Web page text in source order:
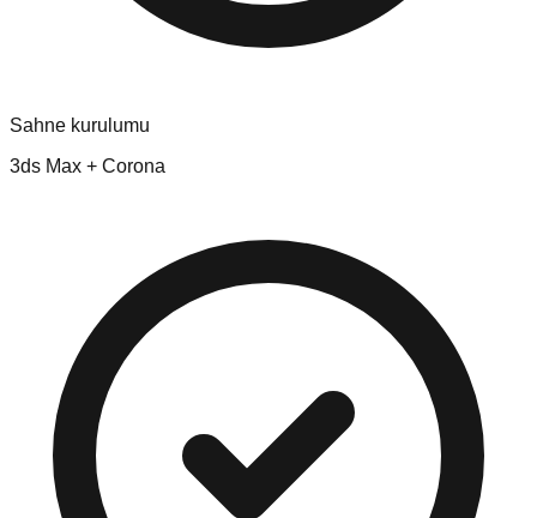
Sahne kurulumu
3ds Max + Corona